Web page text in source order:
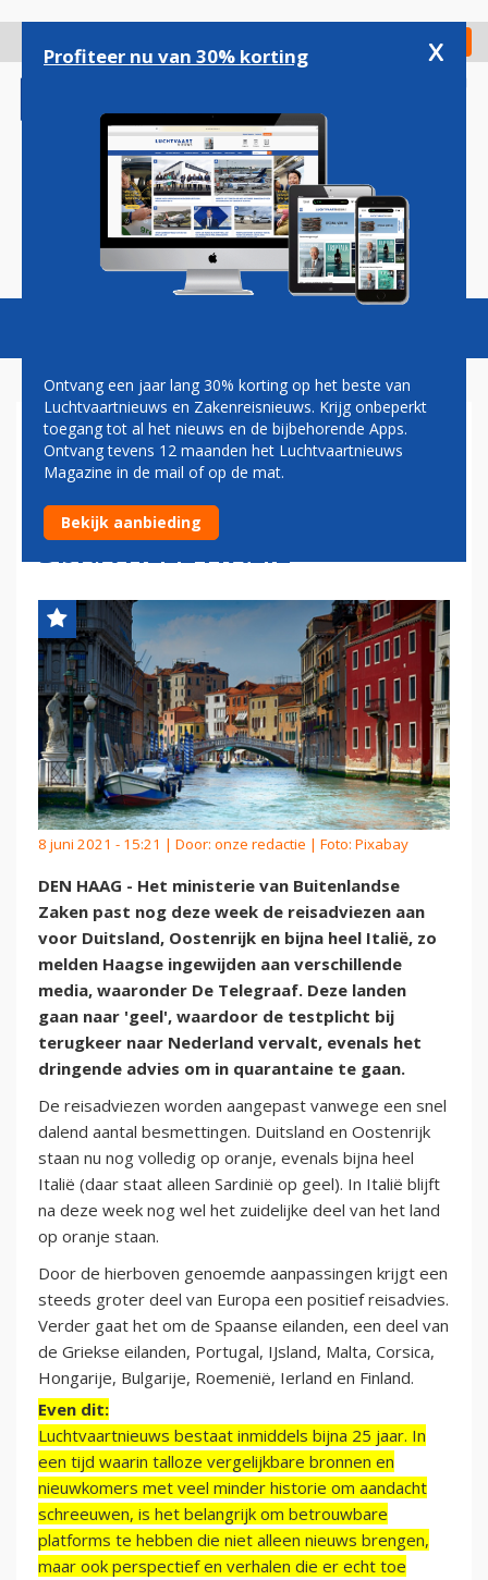
gaan
Check in
Magazine Podcasts Vacatures
'DEZE WEEK POSITIEF
REISADVIES VOOR
DUITSLAND, OOSTENRIJK EN
BIJNA HEEL ITALIË'
8 juni 2021 - 15:21 | Door: onze redactie | Foto: Pixabay
DEN HAAG - Het ministerie van Buitenlandse
Zaken past nog deze week de reisadviezen aan
voor Duitsland, Oostenrijk en bijna heel Italië, zo
melden Haagse ingewijden aan verschillende
media, waaronder De Telegraaf. Deze landen
gaan naar 'geel', waardoor de testplicht bij
terugkeer naar Nederland vervalt, evenals het
dringende advies om in quarantaine te gaan.
De reisadviezen worden aangepast vanwege een snel
dalend aantal besmettingen. Duitsland en Oostenrijk
staan nu nog volledig op oranje, evenals bijna heel
Italië (daar staat alleen Sardinië op geel). In Italië blijft
na deze week nog wel het zuidelijke deel van het land
op oranje staan.
Door de hierboven genoemde aanpassingen krijgt een
steeds groter deel van Europa een positief reisadvies.
Verder gaat het om de Spaanse eilanden, een deel van
de Griekse eilanden, Portugal, IJsland, Malta, Corsica,
Hongarije, Bulgarije, Roemenië, Ierland en Finland.
Even dit:
Luchtvaartnieuws bestaat inmiddels bijna 25 jaar. In
een tijd waarin talloze vergelijkbare bronnen en
nieuwkomers met veel minder historie om aandacht
schreeuwen, is het belangrijk om betrouwbare
platforms te hebben die niet alleen nieuws brengen,
maar ook perspectief en verhalen die er echt toe
Profiteer nu van 30% korting x
Ontvang een jaar lang 30% korting op het beste van
Luchtvaartnieuws en Zakenreisnieuws. Krijg onbeperkt
toegang tot al het nieuws en de bijbehorende Apps.
Ontvang tevens 12 maanden het Luchtvaartnieuws
Magazine in de mail of op de mat.
Bekijk aanbieding